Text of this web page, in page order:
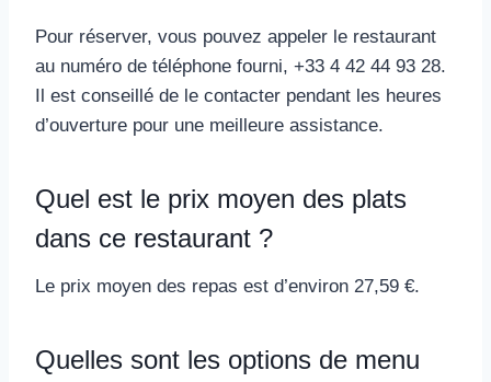
Pour réserver, vous pouvez appeler le restaurant
au numéro de téléphone fourni, +33 4 42 44 93 28.
Il est conseillé de le contacter pendant les heures
d’ouverture pour une meilleure assistance.
Quel est le prix moyen des plats
dans ce restaurant ?
Le prix moyen des repas est d’environ 27,59 €.
Quelles sont les options de menu